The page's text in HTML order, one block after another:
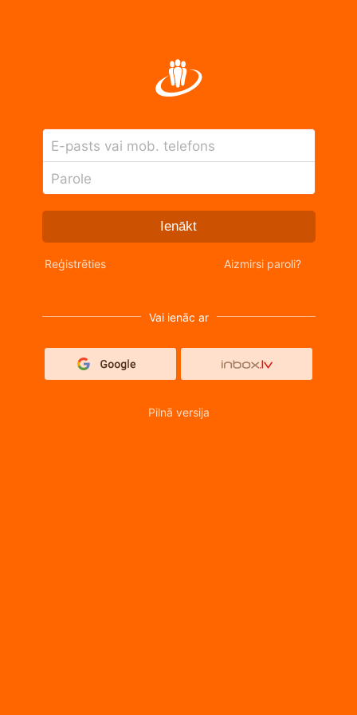
E-pasts vai mob. telefons
Parole
Ienākt
Reģistrēties Aizmirsi paroli?
Vai ienāc ar
Pilnā versija